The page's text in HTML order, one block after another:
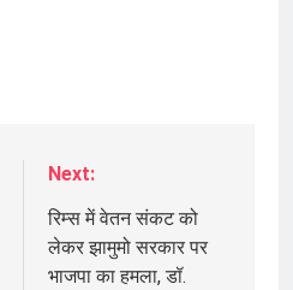
Next:
रिम्स में वेतन संकट को
लेकर झामुमो सरकार पर
भाजपा का हमला, डॉ.